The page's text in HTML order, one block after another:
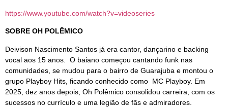
https://www.youtube.com/watch?v=videoseries
SOBRE OH POLÊMICO
Deivison Nascimento Santos já era cantor, dançarino e backing
vocal aos 15 anos. O baiano começou cantando funk nas
comunidades, se mudou para o bairro de Guarajuba e montou o
grupo Playboy Hits, ficando conhecido como MC Playboy. Em
2025, dez anos depois, Oh Polêmico consolidou carreira, com os
sucessos no currículo e uma legião de fãs e admiradores.